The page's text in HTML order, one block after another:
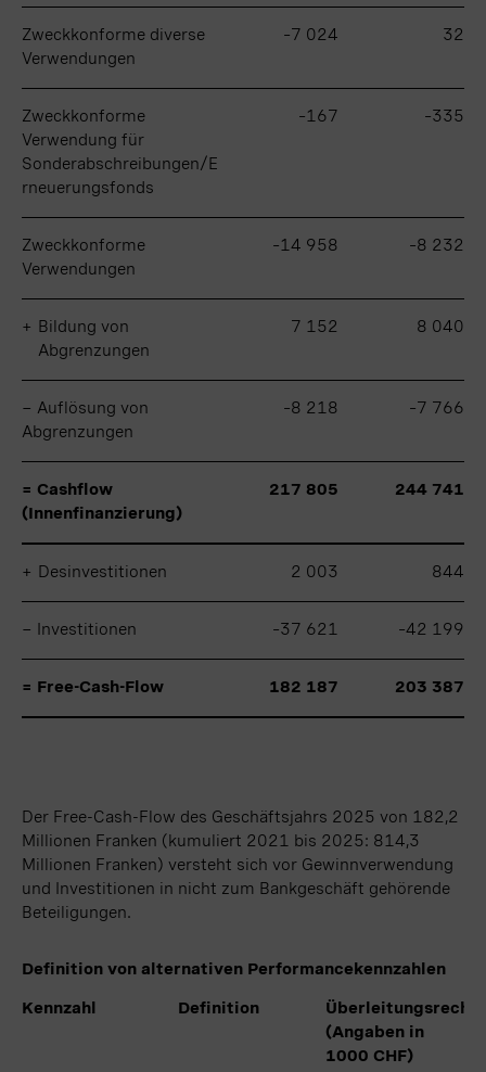
Zweckkonforme diverse
Verwendungen
–7 024 32
Zweckkonforme
Verwendung für
Sonderabschreibungen/E
rneuerungsfonds
–167 –335
Zweckkonforme
Verwendungen
–14 958 –8 232
+ Bildung von
Abgrenzungen
7 152 8 040
− Auflösung von
Abgrenzungen
–8 218 –7 766
= Cashflow
(Innenfinanzierung)
217 805 244 741
+ Desinvestitionen 2 003 844
− Investitionen –37 621 –42 199
= Free-Cash-Flow 182 187 203 387
Zweckkonforme diverse
Verwendungen
Zweckkonforme
Verwendung für
Sonderabschreibungen/E
rneuerungsfonds
Zweckkonforme
Verwendungen
+ Bildung von
Abgrenzungen
− Auflösung von
Abgrenzungen
= Cashflow
(Innenfinanzierung)
+ Desinvestitionen
− Investitionen
= Free-Cash-Flow
Der Free-Cash-Flow des Geschäftsjahrs 2025 von 182,2
Millionen Franken (kumuliert 2021 bis 2025: 814,3
Millionen Franken) versteht sich vor Gewinnverwendung
und Investitionen in nicht zum Bankgeschäft gehörende
Beteiligungen.
Definition von alternativen Performancekennzahlen
Kennzahl
Definition
(Angaben in
1000 CHF)
Kennzahl